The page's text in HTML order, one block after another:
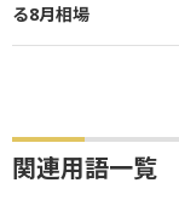
る8月相場
関連用語一覧